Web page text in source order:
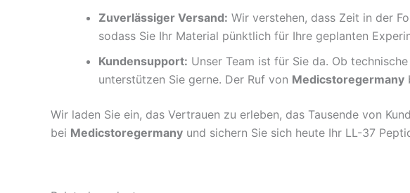
Zuverlässiger Versand: Wir verstehen, dass Zeit in der
sodass Sie Ihr Material pünktlich für Ihre geplanten
Kundensupport: Unser Team ist für Sie da. Ob
unterstützen Sie gerne. Der Ruf von Medicstoregermany
Wir laden Sie ein, das Vertrauen zu erleben, das Tausende von
bei Medicstoregermany und sichern Sie sich heute Ihr LL-37